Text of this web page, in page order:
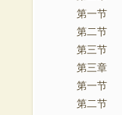
第一节
第二节
第三
第三
第一节
第二节